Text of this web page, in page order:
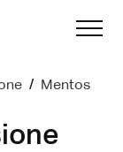
/ Mentos